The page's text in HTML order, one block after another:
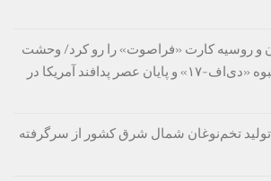
و روسیه کارت «فراصوت» را رو کرد/ وحشت
در پنتاگون؛ استقرار انبوه «دی‌اف‑۱۷» و پایان عصر پدافند آمریکا در
تولید تخم‌نوغان شمال شرق کشور از سرگرفته